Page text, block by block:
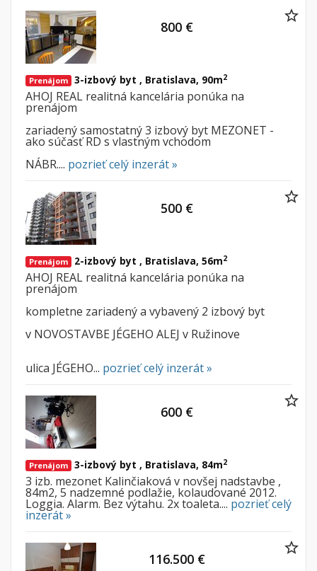
Prenájom 3-izbový byt , Bratislava, 90m2
AHOJ REAL realitná kancelária ponúka na
prenájom
zariadený samostatný 3 izbový byt MEZONET -
ako súčasť RD s vlastným vchodom
NÁBR.... pozrieť celý inzerát »
800 €
Prenájom 2-izbový byt , Bratislava, 56m2
AHOJ REAL realitná kancelária ponúka na
prenájom
kompletne zariadený a vybavený 2 izbový byt
v NOVOSTAVBE JÉGEHO ALEJ v Ružinove
ulica JÉGEHO... pozrieť celý inzerát »
500 €
Prenájom 3-izbový byt , Bratislava, 84m2
3 izb. mezonet Kalinčiaková v novšej nadstavbe ,
84m2, 5 nadzemné podlažie, kolaudované 2012.
Loggia. Alarm. Bez výtahu. 2x toaleta.... pozrieť celý
inzerát »
600 €
116.500 €